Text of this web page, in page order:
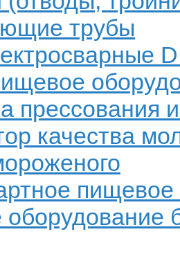
трубы
прессования
качества